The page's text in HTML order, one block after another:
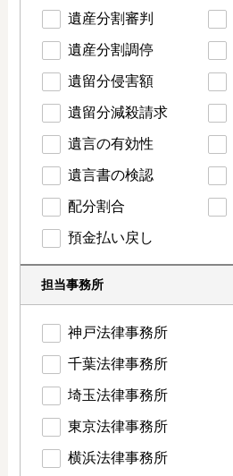
遺産分割審判
遺産分割調停
遺留分侵害額
遺留分減殺請求
遺言の有効性
遺言書の検認
配分割合
預金払い戻し
担当事務所
神戸法律事務所
千葉法律事務所
埼玉法律事務所
東京法律事務所
横浜法律事務所